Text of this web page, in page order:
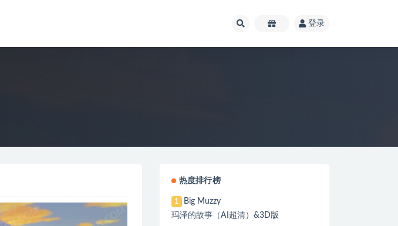
登录
热度排行榜
1
Big Muzzy
玛泽的故事（AI超清）&3D版